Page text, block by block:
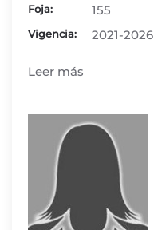
Foja: 155
Vigencia: 2021-2026
Leer más